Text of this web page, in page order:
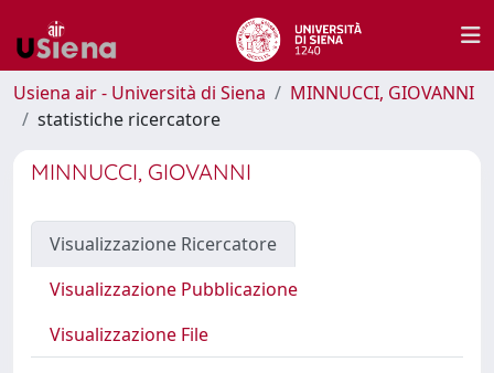
Usiena air - Università di Siena
MINNUCCI, GIOVANNI
statistiche ricercatore
MINNUCCI, GIOVANNI
Visualizzazione Ricercatore
Visualizzazione Pubblicazione
Visualizzazione File